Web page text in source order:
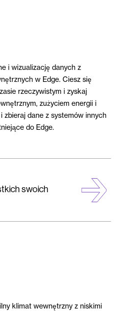
i wizualizację danych z
w Edge. Ciesz się
rzeczywistym i zyskaj
zużyciem energii i
zbieraj dane z systemów innych
do Edge.
swoich
klimat wewnętrzny z niskimi